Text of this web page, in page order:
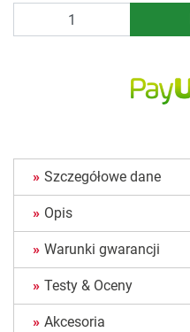
Szczegółowe dane
Opis
Warunki gwarancji
Testy & Oceny
Akcesoria